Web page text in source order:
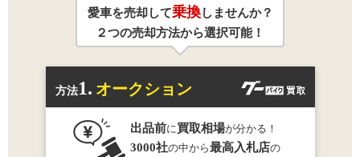
愛車を売却して乗換しませんか？
２つの売却方法から選択可能！
方法1. オークション
出品前に 買取相場が分かる！
3000社の中から最高入札店の